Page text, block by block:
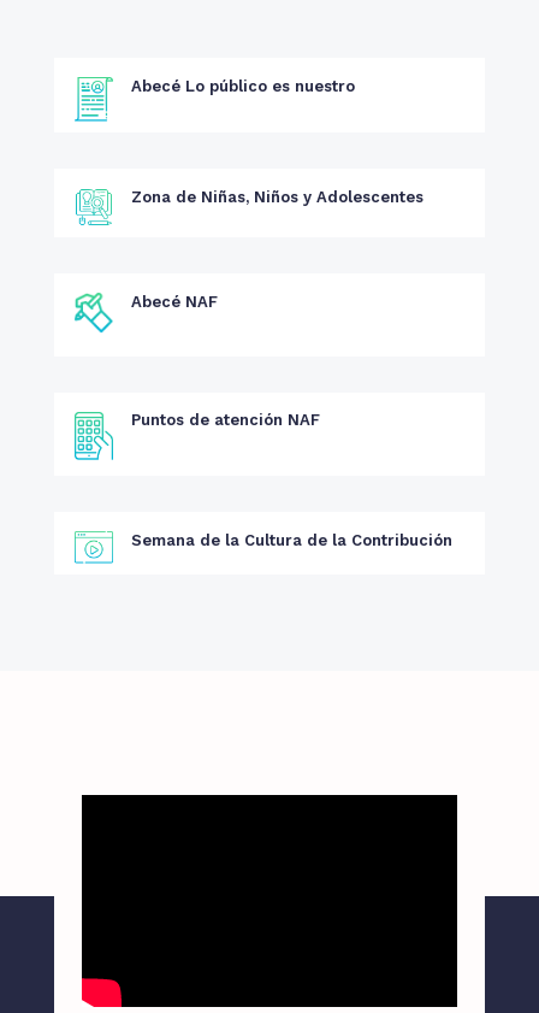
Abecé Lo público es nuestro
Zona de Niñas, Niños y Adolescentes
Abecé NAF
Puntos de atención NAF
Semana de la Cultura de la Contribución